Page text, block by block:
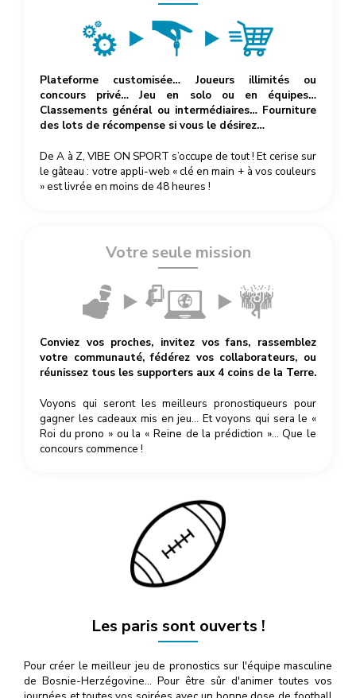
Plateforme customisée… Joueurs illimités ou
concours privé… Jeu en solo ou en équipes…
Classements général ou intermédiaires… Fourniture
des lots de récompense si vous le désirez…
De A à Z, VIBE ON SPORT s’occupe de tout ! Et cerise sur
le gâteau : votre appli-web « clé en main + à vos couleurs
» est livrée en moins de 48 heures !
Votre seule mission
Conviez vos proches, invitez vos fans, rassemblez
votre communauté, fédérez vos collaborateurs, ou
réunissez tous les supporters aux 4 coins de la Terre.
Voyons qui seront les meilleurs pronostiqueurs pour
gagner les cadeaux mis en jeu… Et voyons qui sera le «
Roi du prono » ou la « Reine de la prédiction »… Que le
concours commence !
Les paris sont ouverts !
Pour créer le meilleur jeu de pronostics sur l'équipe masculine
de Bosnie-Herzégovine… Pour être sûr d'animer toutes vos